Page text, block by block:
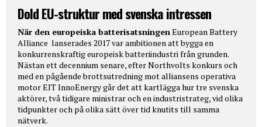
Dold EU-struktur med svenska intressen
När den europeiska batterisatsningenEuropean Battery
Alliance lanserades 2017 var ambitionen att bygga en
konkurrenskraftig europeisk batteriindustri från grunden.
Nästan ett decennium senare, efter Northvolts konkurs och
med en pågående brottsutredning mot alliansens operativa
motor EIT InnoEnergy går det att kartlägga hur tre svenska
aktörer, två tidigare ministrar och en industristrateg, vid olika
tidpunkter och på olika sätt över tid knutits till samma
nätverk.